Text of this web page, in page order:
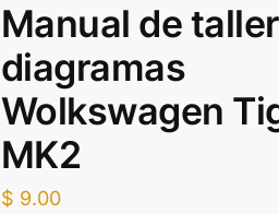
Manual de
diagramas
Wolkswagen
MK2
$ 9.00